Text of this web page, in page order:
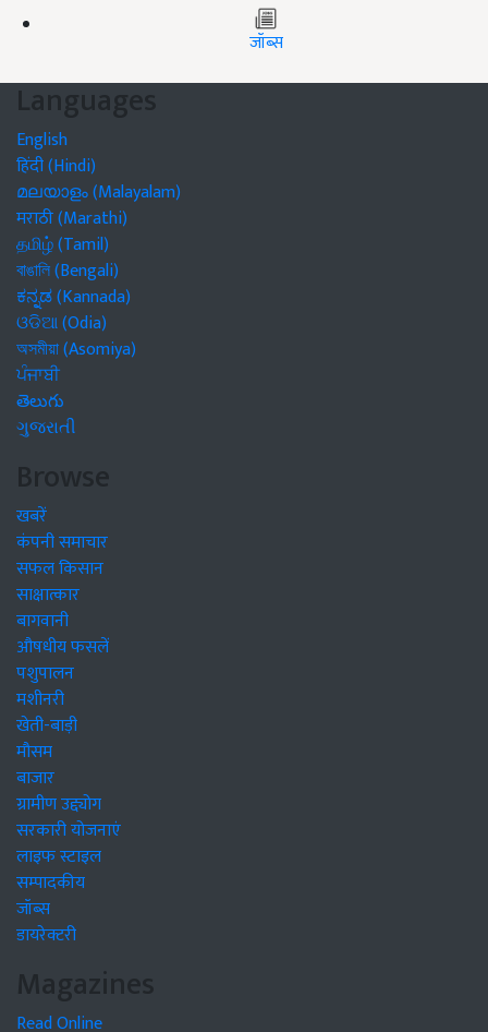
जॉब्स
Languages
English
हिंदी (Hindi)
മലയാളം (Malayalam)
मराठी (Marathi)
தமிழ் (Tamil)
বাঙালি (Bengali)
ಕನ್ನಡ (Kannada)
ଓଡିଆ (Odia)
অসমীয়া (Asomiya)
ਪੰਜਾਬੀ
తెలుగు
ગુજરાતી
Browse
खबरें
कंपनी समाचार
सफल किसान
साक्षात्कार
बागवानी
औषधीय फसलें
पशुपालन
मशीनरी
खेती-बाड़ी
मौसम
बाजार
ग्रामीण उद्द्योग
सरकारी योजनाएं
लाइफ स्टाइल
सम्पादकीय
जॉब्स
डायरेक्टरी
Magazines
Read Online